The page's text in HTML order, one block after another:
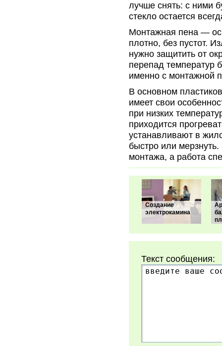
лучше снять: с ними
стекло остается
Монтажная пена —
плотно, без пустот.
нужно защитить от
перепад температур
именно с монтажной
В основном
имеет свои
при низких
приходится
устанавливают в
быстро или
монтажа, а работа
Создание
электрокамина
Текст сообщения: